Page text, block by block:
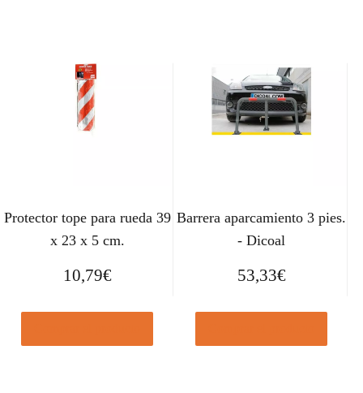
Protector tope para rueda 39
x 23 x 5 cm.
10,79€
Barrera aparcamiento 3 pies.
- Dicoal
53,33€